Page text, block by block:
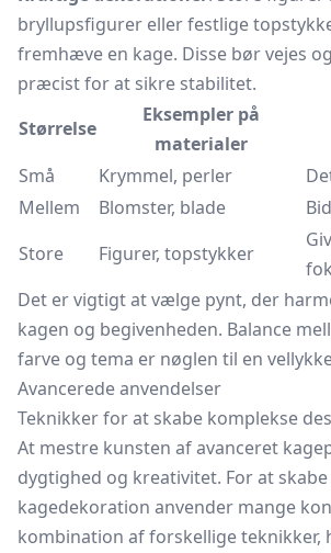
bryllupsfigurer eller festlige
fremhæve en kage. Disse bør vejes
præcist for at sikre stabilitet.
Størrelse
Eksempler på
materialer
Små
Krymmel, perler
Mellem
Blomster, blade
Store
Figurer, topstykker
Det er vigtigt at vælge pynt, der
kagen og begivenheden. Balance
farve og tema er nøglen til en
Avancerede anvendelser
Teknikker for at skabe komplekse
At mestre kunsten af avanceret
dygtighed og kreativitet. For at
kagedekoration anvender mange
kombination af forskellige teknikker,